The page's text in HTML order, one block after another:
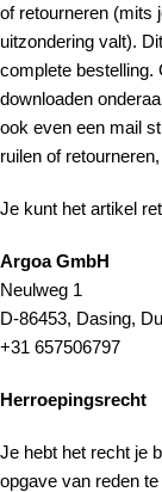
of retourneren (mits
uitzondering valt).
complete bestelling.
downloaden
ook even een mail
ruilen of
Je kunt het artikel
Argoa GmbH
Neulweg 1
D-86453, Dasing,
+31 657506797
Herroepingsrecht
Je hebt het recht je
opgave van reden